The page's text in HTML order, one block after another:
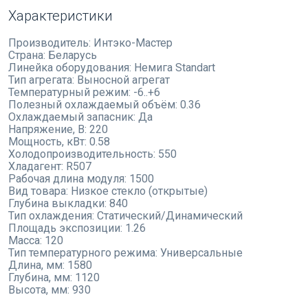
Характеристики
Производитель: Интэко-Мастер
Страна: Беларусь
Линейка оборудования: Немига Standart
Тип агрегата: Выносной агрегат
Температурный режим: -6..+6
Полезный охлаждаемый объём: 0.36
Охлаждаемый запасник: Да
Напряжение, В: 220
Мощность, кВт: 0.58
Холодопроизводительность: 550
Хладагент: R507
Рабочая длина модуля: 1500
Вид товара: Низкое стекло (открытые)
Глубина выкладки: 840
Тип охлаждения: Статический/Динамический
Площадь экспозиции: 1.26
Масса: 120
Тип температурного режима: Универсальные
Длина, мм: 1580
Глубина, мм: 1120
Высота, мм: 930